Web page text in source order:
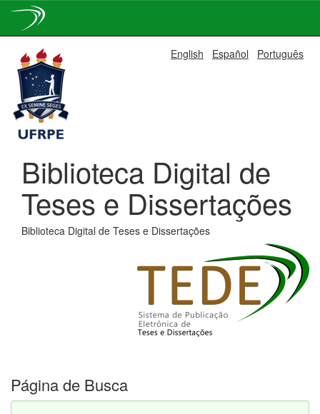
navigation
English Español Português
Biblioteca Digital de
Teses e Dissertações
Biblioteca Digital de Teses e Dissertações
Página de Busca